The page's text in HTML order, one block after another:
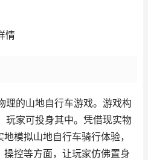
情
理的山地自行车游戏。游戏构
玩家可投身其中。凭借现实物
模拟山地自行车骑行体验，
控等方面，让玩家仿佛置身